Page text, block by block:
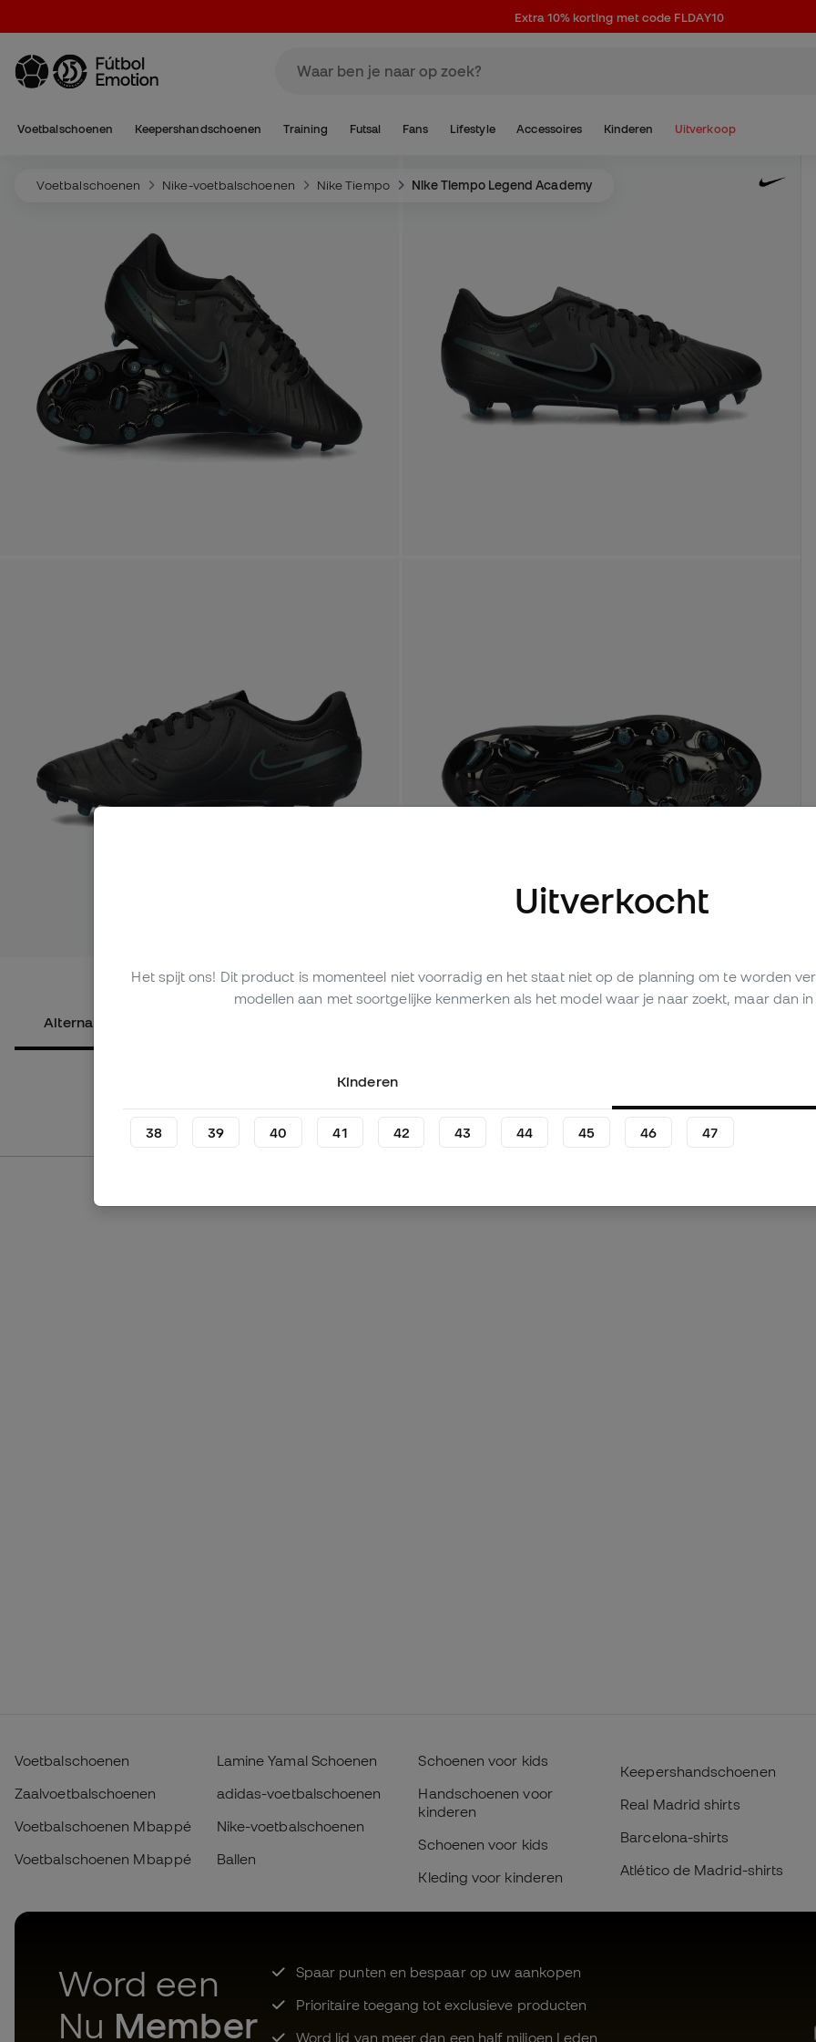
Extra 10% korting met code FLDAY10
Voetbalschoenen Keepershandschoenen Training Futsal Fans Lifestyle Accessoires Kinderen Uitverkoop
Voetbalschoenen Nike-voetbalschoenen Nike Tiempo Nike Tiempo Legend Academy
Alternatieve producten
Voetbalschoenen
Zaalvoetbalschoenen
Voetbalschoenen Mbappé
Voetbalschoenen Mbappé
Lamine Yamal Schoenen
adidas-voetbalschoenen
Nike-voetbalschoenen
Ballen
Schoenen voor kids
Handschoenen voor
kinderen
Schoenen voor kids
Kleding voor kinderen
Keepershandschoenen
Real Madrid shirts
Barcelona-shirts
Atlético de Madrid-shirts
Word een
Nu Member
Spaar punten en bespaar op uw aankopen
Prioritaire toegang tot exclusieve producten
Word lid van meer dan een half miljoen Leden
Uitverkocht
Het spijt ons! Dit product is momenteel niet voorradig en het staat niet op de planning om te worden
modellen aan met soortgelijke kenmerken als het model waar je naar zoekt, maar dan
Kinderen
38 39 40 41 42 43 44 45 46 47